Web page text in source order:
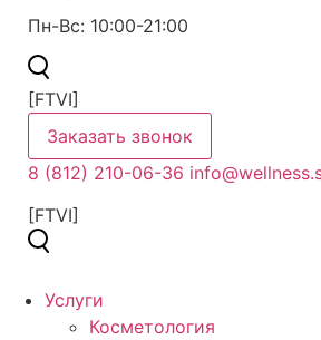
Пн-Вс: 10:00-21:00
[FTVI]
Заказать звонок
8 (812) 210-06-36
[FTVI]
Услуги
Косметология